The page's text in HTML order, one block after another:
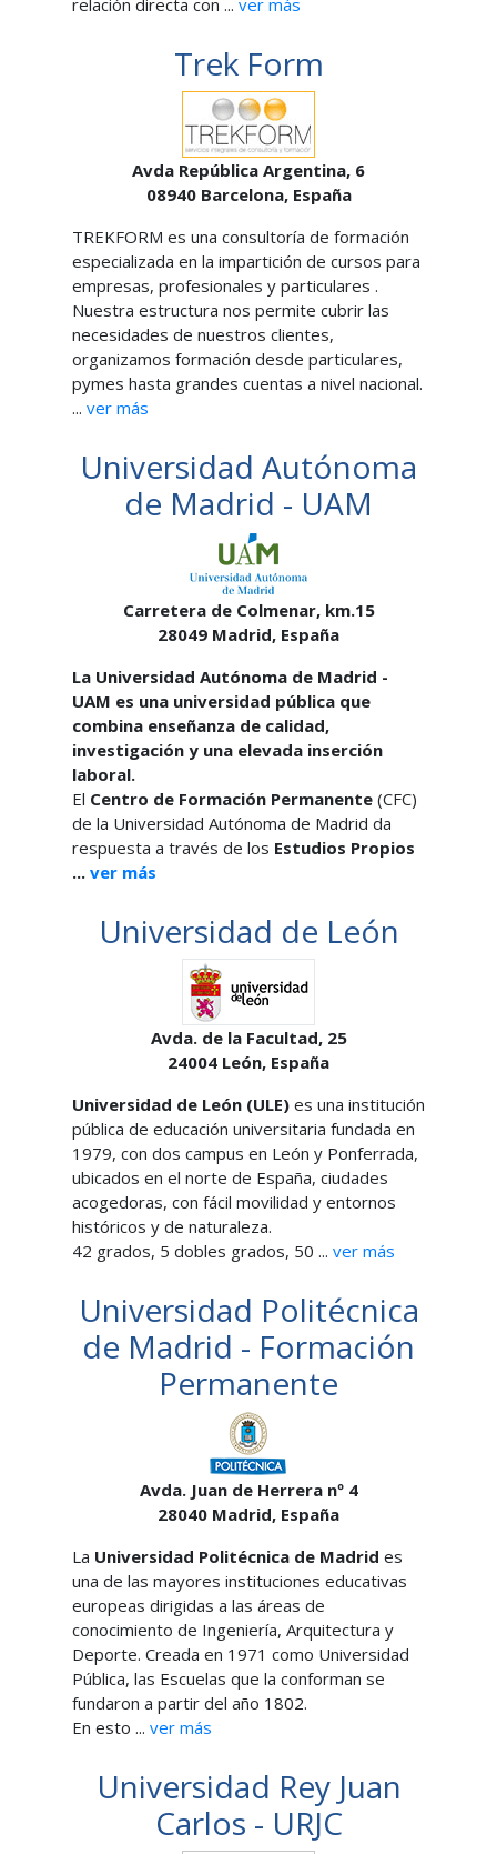
relación directa con ... ver más
Trek Form
Avda República Argentina, 6
08940 Barcelona, España
TREKFORM es una consultoría de formación
especializada en la impartición de cursos para
empresas, profesionales y particulares .
Nuestra estructura nos permite cubrir las
necesidades de nuestros clientes,
organizamos formación desde particulares,
pymes hasta grandes cuentas a nivel nacional.
... ver más
Universidad Autónoma
de Madrid - UAM
Carretera de Colmenar, km.15
28049 Madrid, España
La Universidad Autónoma de Madrid -
UAM es una universidad pública que
combina enseñanza de calidad,
investigación y una elevada inserción
laboral.
El Centro de Formación Permanente (CFC)
de la Universidad Autónoma de Madrid da
respuesta a través de los Estudios Propios
... ver más
Universidad de León
Avda. de la Facultad, 25
24004 León, España
Universidad de León (ULE) es una institución
pública de educación universitaria fundada en
1979, con dos campus en León y Ponferrada,
ubicados en el norte de España, ciudades
acogedoras, con fácil movilidad y entornos
históricos y de naturaleza.
42 grados, 5 dobles grados, 50 ... ver más
Universidad Politécnica
de Madrid - Formación
Permanente
Avda. Juan de Herrera nº 4
28040 Madrid, España
La Universidad Politécnica de Madrid es
una de las mayores instituciones educativas
europeas dirigidas a las áreas de
conocimiento de Ingeniería, Arquitectura y
Deporte. Creada en 1971 como Universidad
Pública, las Escuelas que la conforman se
fundaron a partir del año 1802.
En esto ... ver más
Universidad Rey Juan
Carlos - URJC